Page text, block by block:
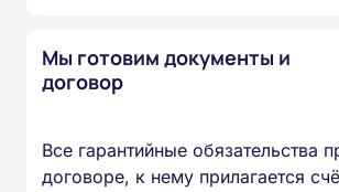
Мы готовим документы и
договор
Все гарантийные обязательства
договоре, к нему прилагается